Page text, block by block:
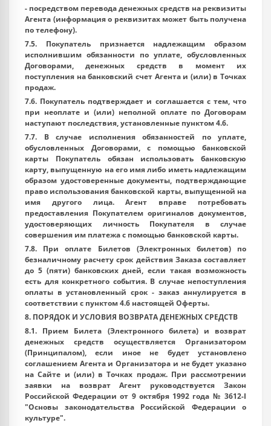
- посредством перевода денежных средств на реквизиты
Агента (информация о реквизитах может быть получена
по телефону).
7.5. Покупатель признается надлежащим образом
исполнившим обязанности по уплате, обусловленных
Договорами, денежных средств в момент их
поступления на банковский счет Агента и (или) в Точках
продаж.
7.6. Покупатель подтверждает и соглашается с тем, что
при неоплате и (или) неполной оплате по Договорам
наступают последствия, установленные пунктом 4.6.
7.7. В случае исполнения обязанностей по уплате,
обусловленных Договорами, с помощью банковской
карты Покупатель обязан использовать банковскую
карту, выпущенную на его имя либо иметь надлежащим
образом удостоверенные документы, подтверждающие
право использования банковской карты, выпущенной на
имя другого лица. Агент вправе потребовать
предоставления Покупателем оригиналов документов,
удостоверяющих личность Покупателя в случае
совершения им платежа с помощью банковской карты.
7.8. При оплате Билетов (Электронных билетов) по
безналичному расчету срок действия Заказа составляет
до 5 (пяти) банковских дней, если такая возможность
есть для конкретного события. В случае непоступления
оплаты в установленный срок - заказ аннулируется в
соответствии с пунктом 4.6 настоящей Оферты.
8. ПОРЯДОК И УСЛОВИЯ ВОЗВРАТА ДЕНЕЖНЫХ СРЕДСТВ
8.1. Прием Билета (Электронного билета) и возврат
денежных средств осуществляется Организатором
(Принципалом), если иное не будет установлено
соглашением Агента и Организатора и не будет указано
на Сайте и (или) в Точках продаж. При рассмотрении
заявки на возврат Агент руководствуется Закон
Российской Федерации от 9 октября 1992 года № 3612-I
"Основы законодательства Российской Федерации о
культуре".